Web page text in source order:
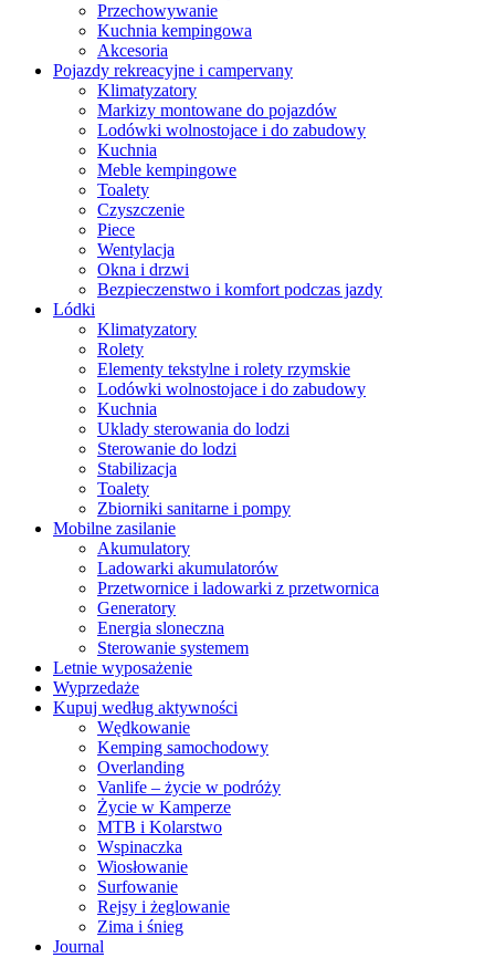
Przechowywanie
Kuchnia kempingowa
Akcesoria
Pojazdy rekreacyjne i campervany
Klimatyzatory
Markizy montowane do pojazdów
Lodówki wolnostojace i do zabudowy
Kuchnia
Meble kempingowe
Toalety
Czyszczenie
Piece
Wentylacja
Okna i drzwi
Bezpieczenstwo i komfort podczas jazdy
Lódki
Klimatyzatory
Rolety
Elementy tekstylne i rolety rzymskie
Lodówki wolnostojace i do zabudowy
Kuchnia
Uklady sterowania do lodzi
Sterowanie do lodzi
Stabilizacja
Toalety
Zbiorniki sanitarne i pompy
Mobilne zasilanie
Akumulatory
Ladowarki akumulatorów
Przetwornice i ladowarki z przetwornica
Generatory
Energia sloneczna
Sterowanie systemem
Letnie wyposażenie
Wyprzedaże
Kupuj według aktywności
Wędkowanie
Kemping samochodowy
Overlanding
Vanlife – życie w podróży
Życie w Kamperze
MTB i Kolarstwo
Wspinaczka
Wiosłowanie
Surfowanie
Rejsy i żeglowanie
Zima i śnieg
Journal